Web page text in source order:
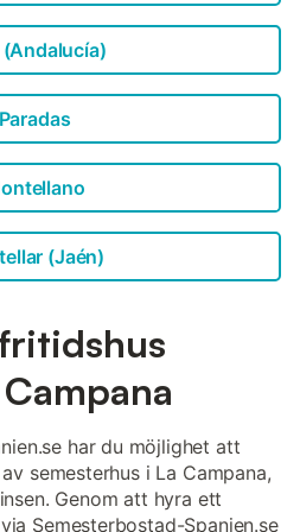
(Andalucía)
Paradas
(Jaén)
har du möjlighet att
semesterhus i La Campana,
Genom att hyra ett
Semesterbostad-Spanien.se